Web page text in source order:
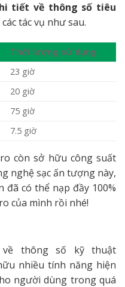
tiết về thông số tiêu
tác vụ như sau.
Thời lượng sử dụng
23 giờ
20 giờ
75 giờ
7.5 giờ
còn sở hữu công suất
nghệ sạc ấn tượng này,
có thể nạp đầy 100%
của mình rồi nhé!
thông số kỹ thuật
nhiều tính năng hiện
người dùng trong quá